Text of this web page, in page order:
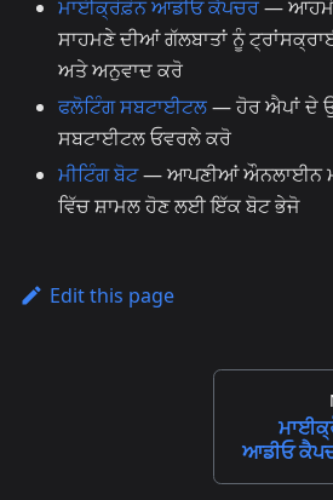
ਮਾਈਕ੍ਰੋਫ਼ੋਨ ਆਡੀਓ ਕੈਪਚਰ—
ਸਾਹਮਣੇ ਦੀਆਂ ਗੱਲਬਾਤਾਂ ਨੂੰ
ਅਤੇ ਅਨੁਵਾਦ ਕਰੋ
ਫਲੋਟਿੰਗ ਸਬਟਾਈਟਲ— ਹੋਰ ਐਪਾਂ ਦੇ
ਸਬਟਾਈਟਲ ਓਵਰਲੇ ਕਰੋ
ਮੀਟਿੰਗ ਬੋਟ— ਆਪਣੀਆਂ ਔਨਲਾਈਨ
ਵਿੱਚ ਸ਼ਾਮਲ ਹੋਣ ਲਈ ਇੱਕ ਬੋਟ ਭੇਜੋ
Edit this page
ਆਡੀਓ